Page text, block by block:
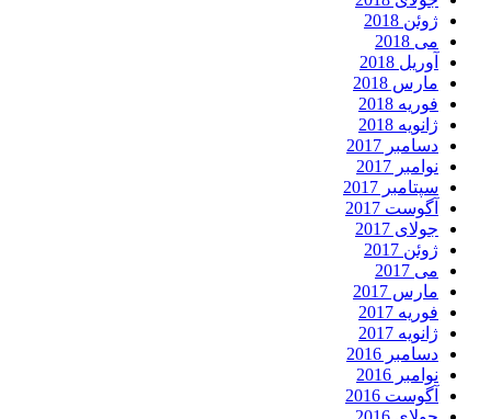
ژوئن 2018
می 2018
آوریل 2018
مارس 2018
فوریه 2018
ژانویه 2018
دسامبر 2017
نوامبر 2017
سپتامبر 2017
آگوست 2017
جولای 2017
ژوئن 2017
می 2017
مارس 2017
فوریه 2017
ژانویه 2017
دسامبر 2016
نوامبر 2016
آگوست 2016